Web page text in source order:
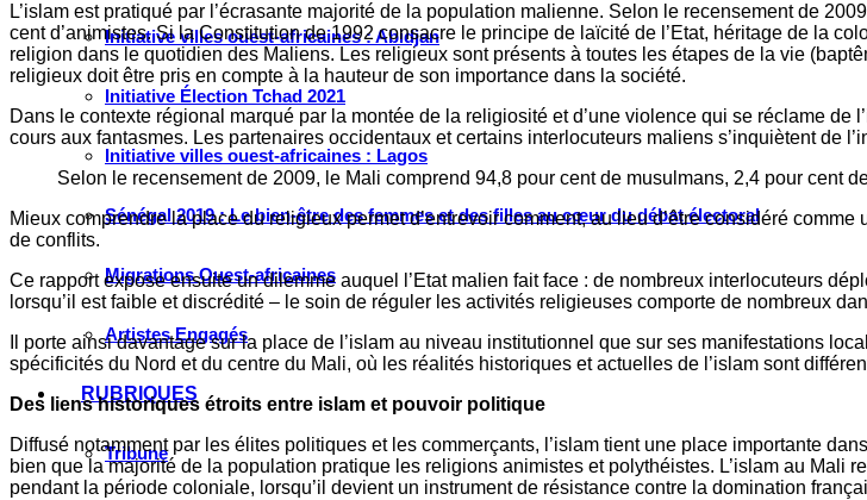
Initiative villes ouest-africaines : Abidjan
Initiative Élection Tchad 2021
Initiative villes ouest-africaines : Lagos
Sénégal 2019 : Le bien-être des femmes et des filles au cœur du débat électoral
Migrations Ouest-africaines
Artistes Engagés
RUBRIQUES
Tribune
L’islam est pratiqué par l’écrasante majorité de la population malienne. Selon le recensement de
cent d’animistes. Si la Constitution de 1992 consacre le principe de laïcité de l’Etat, héritage de la
religion dans le quotidien des Maliens. Les religieux sont présents à toutes les étapes de la vie
religieux doit être pris en compte à la hauteur de son importance dans la société.
Dans le contexte régional marqué par la montée de la religiosité et d’une violence qui se réclame
cours aux fantasmes. Les partenaires occidentaux et certains interlocuteurs maliens s’inquiètent de
Selon le recensement de 2009, le Mali comprend 94,8 pour cent de musulmans, 2,4 pour cent
Mieux comprendre la place du religieux permet d’entrevoir comment, au lieu d’être considéré
de conflits.
Ce rapport expose ensuite un dilemme auquel l’Etat malien fait face : de nombreux interlocuteurs
lorsqu’il est faible et discrédité – le soin de réguler les activités religieuses comporte de nombreux
Il porte ainsi davantage sur la place de l’islam au niveau institutionnel que sur ses manifestations
spécificités du Nord et du centre du Mali, où les réalités historiques et actuelles de l’islam sont
Des liens historiques étroits entre islam et pouvoir politique
Diffusé notamment par les élites politiques et les commerçants, l’islam tient une place importante
bien que la majorité de la population pratique les religions animistes et polythéistes. L’islam au Mali
pendant la période coloniale, lorsqu’il devient un instrument de résistance contre la domination